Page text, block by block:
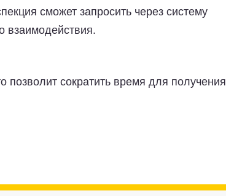
сможет запросить через систему
взаимодействия.
позволит сократить время для получения